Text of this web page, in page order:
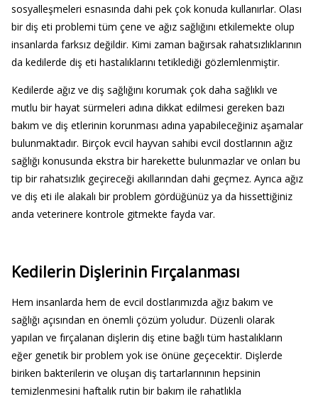
sosyalleşmeleri esnasında dahi pek çok konuda kullanırlar. Olası
bir diş eti problemi tüm çene ve ağız sağlığını etkilemekte olup
insanlarda farksız değildir. Kimi zaman bağırsak rahatsızlıklarının
da kedilerde diş eti hastalıklarını tetiklediği gözlemlenmiştir.
Kedilerde ağız ve diş sağlığını korumak çok daha sağlıklı ve
mutlu bir hayat sürmeleri adına dikkat edilmesi gereken bazı
bakım ve diş etlerinin korunması adına yapabileceğiniz aşamalar
bulunmaktadır. Birçok evcil hayvan sahibi evcil dostlarının ağız
sağlığı konusunda ekstra bir harekette bulunmazlar ve onları bu
tip bir rahatsızlık geçireceği akıllarından dahi geçmez. Ayrıca ağız
ve diş eti ile alakalı bir problem gördüğünüz ya da hissettiğiniz
anda veterinere kontrole gitmekte fayda var.
Kedilerin Dişlerinin Fırçalanması
Hem insanlarda hem de evcil dostlarımızda ağız bakım ve
sağlığı açısından en önemli çözüm yoludur. Düzenli olarak
yapılan ve fırçalanan dişlerin diş etine bağlı tüm hastalıkların
eğer genetik bir problem yok ise önüne geçecektir. Dişlerde
biriken bakterilerin ve oluşan diş tartarlarınının hepsinin
temizlenmesini haftalık rutin bir bakım ile rahatlıkla